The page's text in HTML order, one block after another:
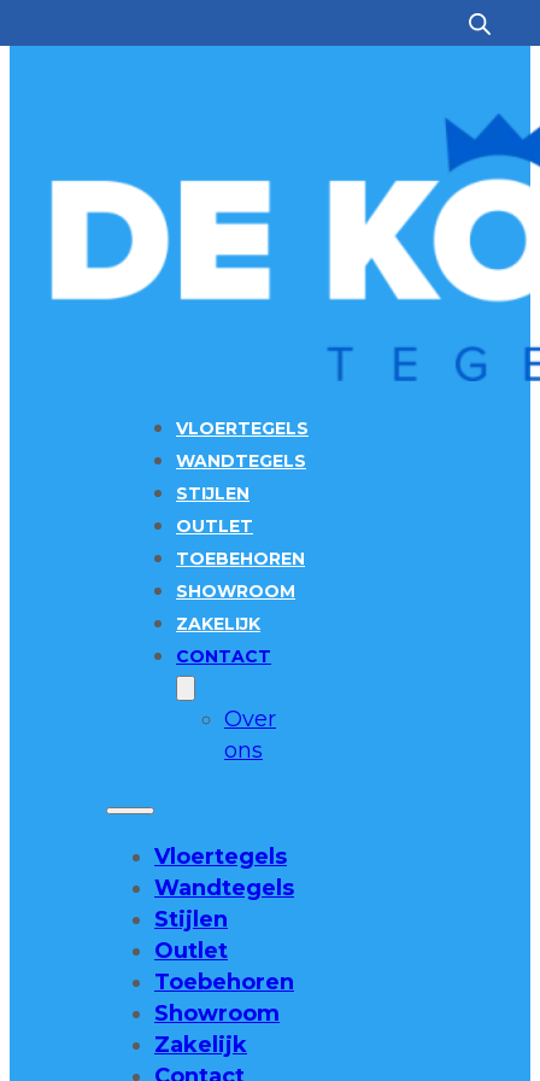
VLOERTEGELS
WANDTEGELS
STIJLEN
OUTLET
TOEBEHOREN
SHOWROOM
ZAKELIJK
CONTACT
Over
ons
Vloertegels
Wandtegels
Stijlen
Outlet
Toebehoren
Showroom
Zakelijk